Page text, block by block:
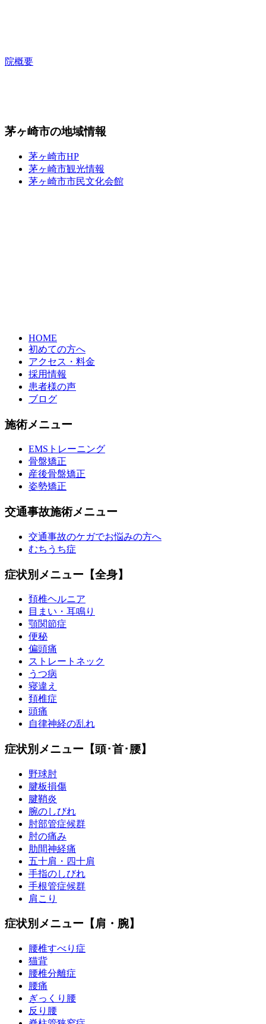
院概要
茅ヶ崎市の地域情報
茅ヶ崎市HP
茅ヶ崎市観光情報
茅ヶ崎市市民文化会館
HOME
初めての方へ
アクセス・料金
採用情報
患者様の声
ブログ
施術メニュー
EMSトレーニング
骨盤矯正
産後骨盤矯正
姿勢矯正
交通事故施術メニュー
交通事故のケガでお悩みの方へ
むちうち症
症状別メニュー【全身】
頚椎ヘルニア
目まい・耳鳴り
顎関節症
便秘
偏頭痛
ストレートネック
うつ病
寝違え
頚椎症
頭痛
自律神経の乱れ
症状別メニュー【頭･首･腰】
野球肘
腱板損傷
腱鞘炎
腕のしびれ
肘部管症候群
肘の痛み
肋間神経痛
五十肩・四十肩
手指のしびれ
手根管症候群
肩こり
症状別メニュー【肩・腕】
腰椎すべり症
猫背
腰椎分離症
腰痛
ぎっくり腰
反り腰